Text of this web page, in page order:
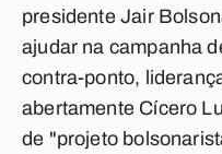
presidente Jair
ajudar na campanha
contra-ponto,
abertamente Cícero
de "projeto